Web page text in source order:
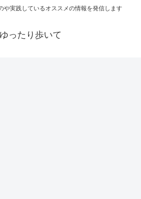
や実践しているオススメの情報を発信します
ゆったり歩いて